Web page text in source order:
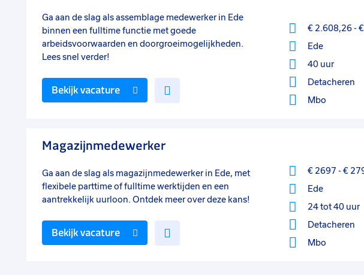
Ga aan de slag als assemblage medewerker in Ede
binnen een fulltime functie met goede
arbeidsvoorwaarden en doorgroeimogelijkheden.
Lees snel verder!
€ 2.608,26-
Ede
40 uur
Detacheren
Mbo
Bekijk vacature
Magazijnmedewerker
Ga aan de slag als magazijnmedewerker in Ede, met
flexibele parttime of fulltime werktijden en een
aantrekkelijk uurloon. Ontdek meer over deze kans!
€ 2697 - €
Ede
24 tot 40 uur
Detacheren
Mbo
Bekijk vacature